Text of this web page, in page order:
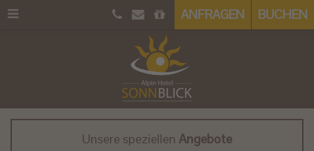
Unsere speziellen Angebote
ANFRAGEN BUCHEN